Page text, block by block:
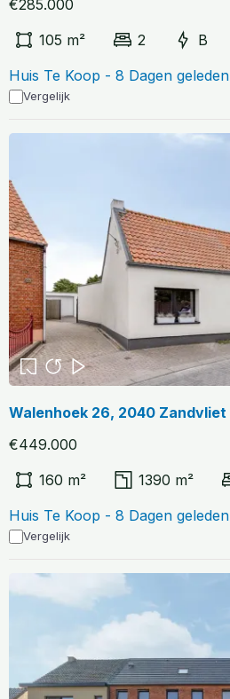
€285.000
105 m²
2
B
Huis Te Koop - 8 Dagen geleden
Vergelijk
Walenhoek 26, 2040 Zandvliet
€449.000
160 m²
1390 m²
Huis Te Koop - 8 Dagen geleden
Vergelijk